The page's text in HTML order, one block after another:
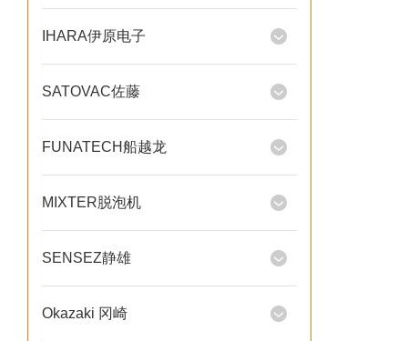
IHARA伊原电子
SATOVAC佐藤
FUNATECH船越龙
MIXTER脱泡机
SENSEZ静雄
Okazaki 冈崎